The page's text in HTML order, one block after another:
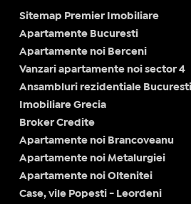
Sitemap Premier Imobiliare
Apartamente Bucuresti
Apartamente noi Berceni
Vanzari apartamente noi sector 4
Ansambluri rezidentiale Bucuresti
Imobiliare Grecia
Broker Credite
Apartamente noi Brancoveanu
Apartamente noi Metalurgiei
Apartamente noi Oltenitei
Case, vile Popesti - Leordeni